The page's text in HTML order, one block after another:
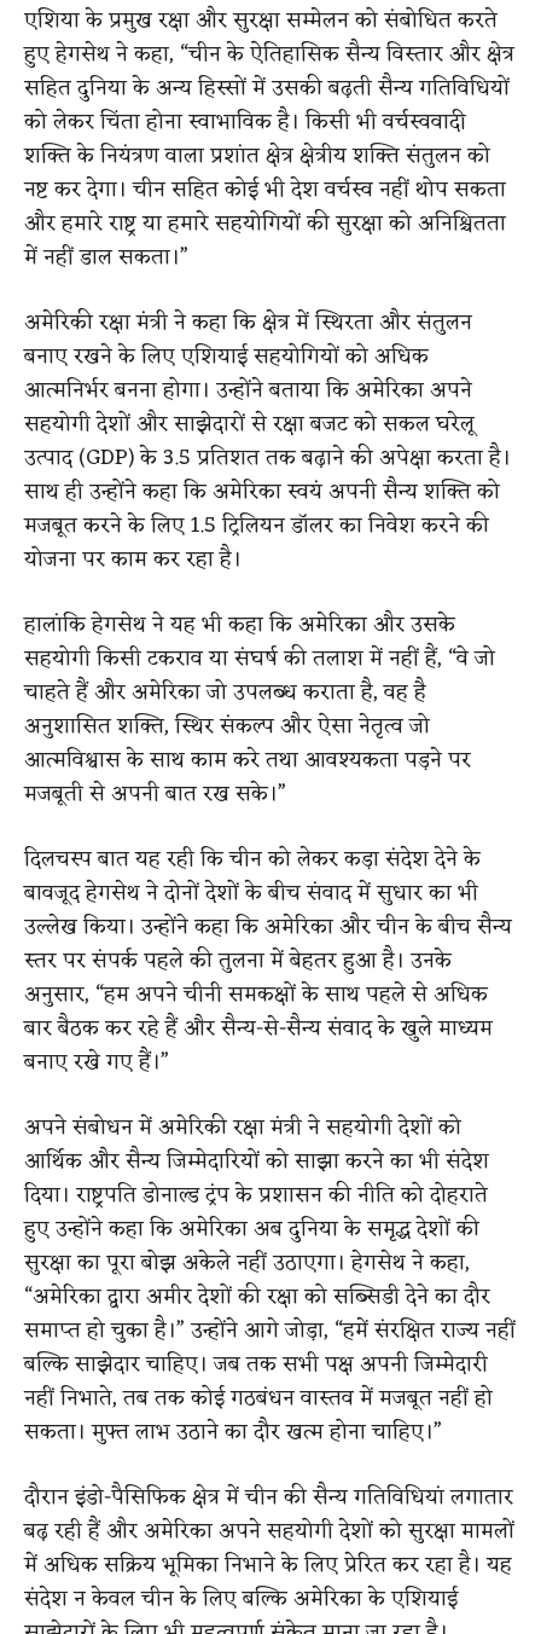
एशिया के प्रमुख रक्षा और सुरक्षा सम्मेलन को संबोधित करते
हुए हेगसेथ ने कहा, “चीन के ऐतिहासिक सैन्य विस्तार और क्षेत्र
सहित दुनिया के अन्य हिस्सों में उसकी बढ़ती सैन्य गतिविधियों
को लेकर चिंता होना स्वाभाविक है। किसी भी वर्चस्ववादी
शक्ति के नियंत्रण वाला प्रशांत क्षेत्र क्षेत्रीय शक्ति संतुलन को
नष्ट कर देगा। चीन सहित कोई भी देश वर्चस्व नहीं थोप सकता
और हमारे राष्ट्र या हमारे सहयोगियों की सुरक्षा को अनिश्चितता
में नहीं डाल सकता।”
अमेरिकी रक्षा मंत्री ने कहा कि क्षेत्र में स्थिरता और संतुलन
बनाए रखने के लिए एशियाई सहयोगियों को अधिक
आत्मनिर्भर बनना होगा। उन्होंने बताया कि अमेरिका अपने
सहयोगी देशों और साझेदारों से रक्षा बजट को सकल घरेलू
उत्पाद (GDP) के 3.5 प्रतिशत तक बढ़ाने की अपेक्षा करता है।
साथ ही उन्होंने कहा कि अमेरिका स्वयं अपनी सैन्य शक्ति को
मजबूत करने के लिए 1.5 ट्रिलियन डॉलर का निवेश करने की
योजना पर काम कर रहा है।
हालांकि हेगसेथ ने यह भी कहा कि अमेरिका और उसके
सहयोगी किसी टकराव या संघर्ष की तलाश में नहीं हैं, “वे जो
चाहते हैं और अमेरिका जो उपलब्ध कराता है, वह है
अनुशासित शक्ति, स्थिर संकल्प और ऐसा नेतृत्व जो
आत्मविश्वास के साथ काम करे तथा आवश्यकता पड़ने पर
मजबूती से अपनी बात रख सके।”
दिलचस्प बात यह रही कि चीन को लेकर कड़ा संदेश देने के
बावजूद हेगसेथ ने दोनों देशों के बीच संवाद में सुधार का भी
उल्लेख किया। उन्होंने कहा कि अमेरिका और चीन के बीच सैन्य
स्तर पर संपर्क पहले की तुलना में बेहतर हुआ है। उनके
अनुसार, “हम अपने चीनी समकक्षों के साथ पहले से अधिक
बार बैठक कर रहे हैं और सैन्य-से-सैन्य संवाद के खुले माध्यम
बनाए रखे गए हैं।”
अपने संबोधन में अमेरिकी रक्षा मंत्री ने सहयोगी देशों को
आर्थिक और सैन्य जिम्मेदारियों को साझा करने का भी संदेश
दिया। राष्ट्रपति डोनाल्ड ट्रंप के प्रशासन की नीति को दोहराते
हुए उन्होंने कहा कि अमेरिका अब दुनिया के समृद्ध देशों की
सुरक्षा का पूरा बोझ अकेले नहीं उठाएगा। हेगसेथ ने कहा,
“अमेरिका द्वारा अमीर देशों की रक्षा को सब्सिडी देने का दौर
समाप्त हो चुका है।” उन्होंने आगे जोड़ा, “हमें संरक्षित राज्य नहीं
बल्कि साझेदार चाहिए। जब तक सभी पक्ष अपनी जिम्मेदारी
नहीं निभाते, तब तक कोई गठबंधन वास्तव में मजबूत नहीं हो
सकता। मुफ्त लाभ उठाने का दौर खत्म होना चाहिए।”
दौरान इंडो-पैसिफिक क्षेत्र में चीन की सैन्य गतिविधियां लगातार
बढ़ रही हैं और अमेरिका अपने सहयोगी देशों को सुरक्षा मामलों
में अधिक सक्रिय भूमिका निभाने के लिए प्रेरित कर रहा है। यह
संदेश न केवल चीन के लिए बल्कि अमेरिका के एशियाई